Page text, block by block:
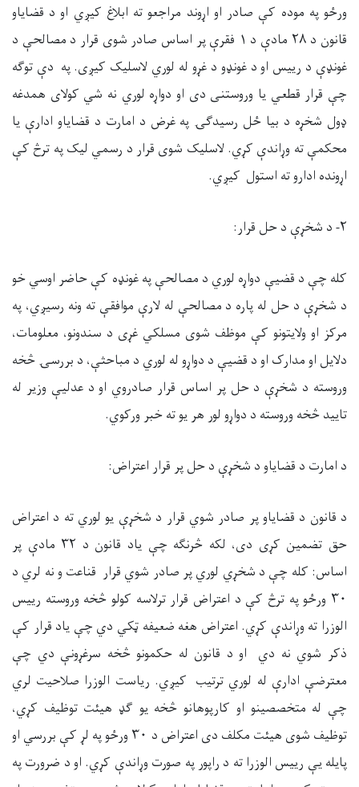
ورځو په موده کې صادر او اړوند مراجعو ته ابلاغ کیږي او د قضایاو
قانون د ۲۸ مادې د ۱ فقرې پر اساس صادر شوی قرار د مصالحې د
غونډې د رییس او د غونډو د غړو له لوري لاسلیک کیږی. په دې توګه
چې قرار قطعي یا وروستنی دی او دواړه لوري نه شي کولای همدغه
ډول شخړه د بیا ځل رسیدګۍ په غرض د امارت د قضایاو ادارې یا
محکمې ته وړاندې کړي. لاسلیک شوی قرار د رسمي لیک په ترڅ کې
اړونده ادارو ته استول کیږي.
۲- د شخړې د حل قرار:
کله چې د قضیې دواړه لوري د مصالحې په غونډه کې حاضر اوسي خو
د شخړې د حل له پاره د مصالحې له لارې موافقې ته ونه رسیږي، په
مرکز او ولایتونو کې موظف شوی مسلکي غړی د سندونو، معلومات،
دلایل او مدارک او د قضیې د دواړو له لوري د مباحثې، د بررسۍ څخه
وروسته د شخړې د حل پر اساس قرار صادروي او د عدليې وزیر له
تایید څخه وروسته د دواړو لور هر یو ته خبر ورکوي.
د امارت د قضایاو د شخړې د حل پر قرار اعتراض:
د قانون د قضایاو پر صادر شوي قرار د شخړې یو لوري ته د اعتراض
حق تضمین کړی دی، لکه څرنګه چې یاد قانون د ۳۲ مادې پر
اساس: کله چې د شخړي لوري پر صادر شوي قرار قناعت و نه لري د
۳۰ ورځو په ترڅ کې د اعتراض قرار ترلاسه کولو څخه وروسته رییس
الوزرا ته وړاندې کړي. اعتراض هغه ضعیفه ټکي دي چې یاد قرار کې
ذکر شوي نه دي او د قانون له حکمونو څخه سرغړونې دي چې
معترضې ادارې له لوري ترتیب کیږي. ریاست الوزرا صلاحیت لري
چې له متخصصینو او کارپوهانو څخه یو ګډ هیئت توظیف کړي،
توظیف شوی هیئت مکلف دی اعتراض د ۳۰ ورځو په لړ کې بررسي او
پایله يې رییس الوزرا ته د راپور په صورت وړاندې کړي. او د ضرورت په